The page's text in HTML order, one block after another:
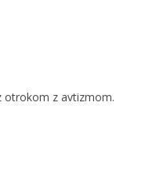
otrokom z avtizmom.